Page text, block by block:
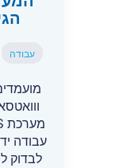
עבודה
עבודה
לבדוק